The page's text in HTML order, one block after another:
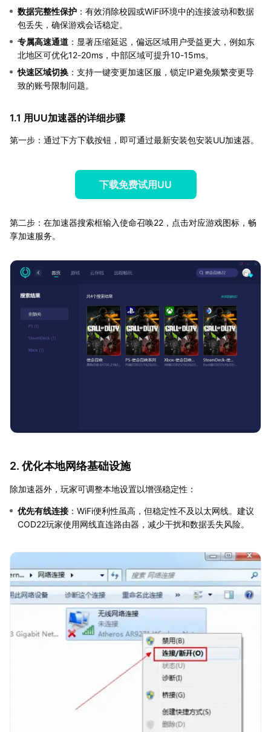
数据完整性保护 ：有效消除校园或WiFi环境中的连接波动和数据
包丢失，确保游戏会话稳定。
专属高速通道 ：显著压缩延迟，偏远区域用户受益更大，例如东
北地区可优化12-20ms，中部区域可提升10-15ms。
快速区域切换 ：支持一键变更加速区服，锁定IP避免频繁变更导
致的账号限制问题。
1.1 用UU加速器的详细步骤
第一步：通过下方下载按钮，即可通过最新安装包安装UU加速器。
下载免费试用UU
第二步：在加速器搜索框输入使命召唤22，点击对应游戏图标，畅
享加速服务。
2. 优化本地网络基础设施
除加速器外，玩家可调整本地设置以增强稳定性：
优先有线连接 ：WiFi便利性虽高，但稳定性不及以太网线。建议
COD22玩家使用网线直连路由器，减少干扰和数据丢失风险。